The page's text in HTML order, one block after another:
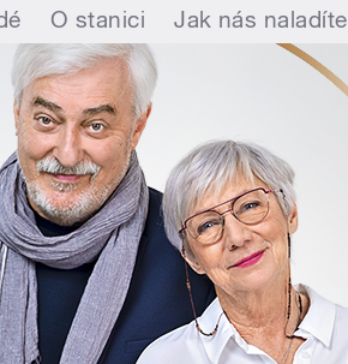
O stanici Jak nás naladíte